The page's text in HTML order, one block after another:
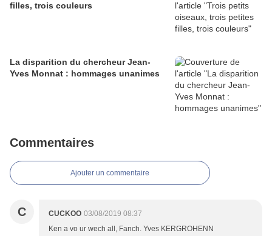
filles, trois couleurs
La disparition du chercheur Jean-
Yves Monnat : hommages unanimes
Commentaires
Ajouter un commentaire
C CUCKOO 03/08/2019 08:37
Ken a vo ur wech all, Fanch. Yves KERGROHENN